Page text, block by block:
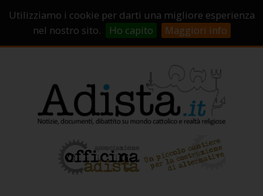
Utilizziamo i cookie per darti una migliore esperienza
nel nostro sito.
Ho capito Maggiori info
Campagne di crowdfunding
Chi Siamo